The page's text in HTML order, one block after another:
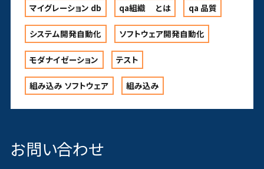
マイグレーション db qa組織 とは qa 品質
システム開発自動化 ソフトウェア開発自動化
モダナイゼーション テスト
組み込み ソフトウェア 組み込み
お問い合わせ